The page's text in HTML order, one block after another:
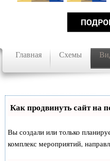
Главная Схемы
Как продвинуть сайт на
Вы создали или только
комплекс мероприятий,